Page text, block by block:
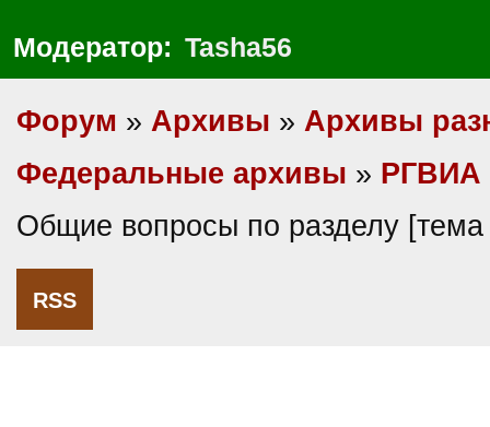
Модератор: Tasha56
Форум » Архивы » Архивы
Федеральные архивы » РГВИА
Общие вопросы по разделу
RSS